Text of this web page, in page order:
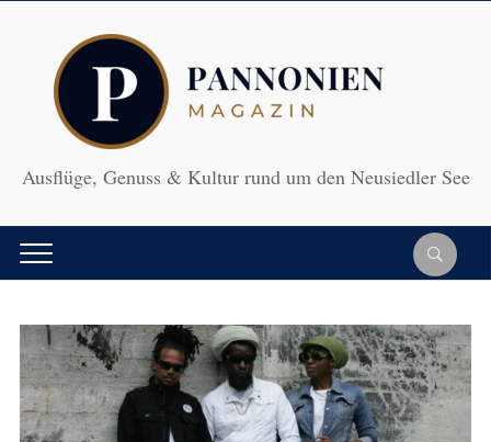
Ausflüge, Genuss & Kultur rund um den Neusiedler See